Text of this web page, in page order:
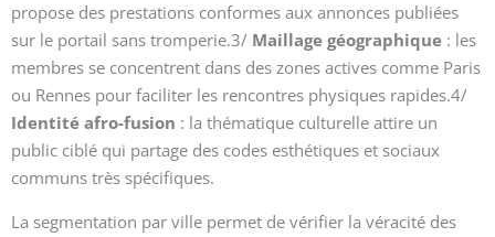
propose des prestations conformes aux annonces publiées
sur le portail sans tromperie.3/ Maillage géographique : les
membres se concentrent dans des zones actives comme Paris
ou Rennes pour faciliter les rencontres physiques rapides.4/
Identité afro-fusion : la thématique culturelle attire un
public ciblé qui partage des codes esthétiques et sociaux
communs très spécifiques.
La segmentation par ville permet de vérifier la véracité des